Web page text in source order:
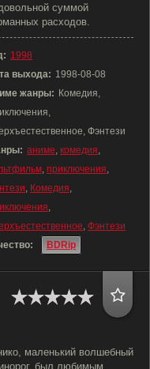
суммой
расходов.
1998
выхода: 1998-08-08
жанры: Комедия,
Фэнтези
аниме, комедия,
, приключения,
, Комедия,
,
, Фэнтези
BDRip
маленький волшебный
был любимым